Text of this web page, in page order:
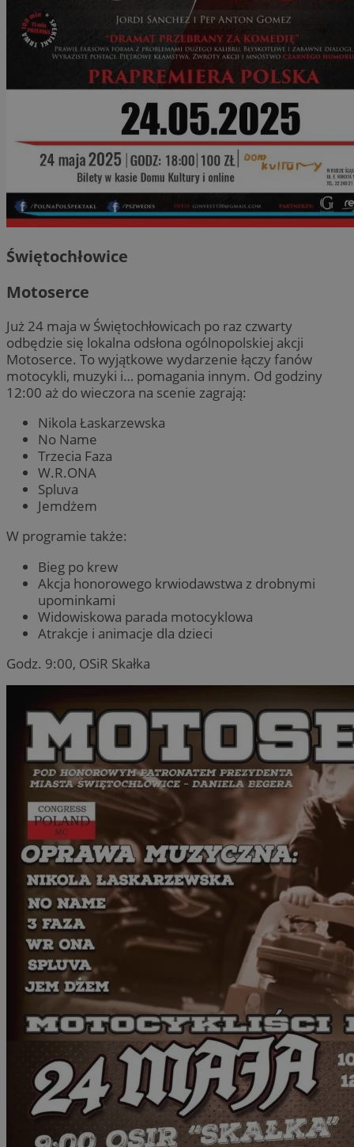
Świętochłowice
Motoserce
Już 24 maja w Świętochłowicach po raz czwarty
odbędzie się lokalna odsłona ogólnopolskiej akcji
Motoserce. To wyjątkowe wydarzenie łączy fanów
motocykli, muzyki i… pomagania innym. Od godziny
12:00 aż do wieczora na scenie zagrają:
Nikola Łaskarzewska
No Name
Trzecia Faza
W.R.ONA
Spluva
Jemdżem
W programie także:
Bieg po krew
Akcja honorowego krwiodawstwa z drobnymi
upominkami
Widowiskowa parada motocyklowa
Atrakcje i animacje dla dzieci
Godz. 9:00, OSiR Skałka